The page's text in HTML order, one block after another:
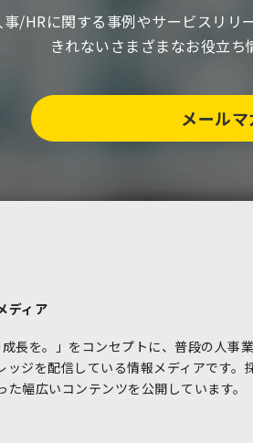
/HRに関する事例やサービスリ
きれないさまざまなお役立ち
メール
ディア
長を。」をコンセプトに、普段の人事
ッジを配信している情報メディアです
幅広いコンテンツを公開しています。